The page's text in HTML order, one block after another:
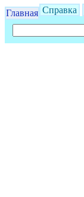
Главная Справка